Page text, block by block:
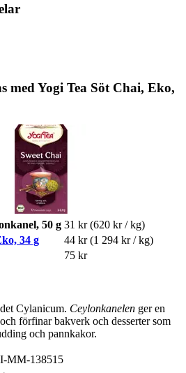
med Yogi Tea Söt Chai, Eko,
50 g 31 kr (620 kr / kg)
34 g
44 kr (1 294 kr / kg)
75 kr
Cylanicum. Ceylonkanelen ger en
förfinar bakverk och desserter som
och pannkakor.
MM-138515